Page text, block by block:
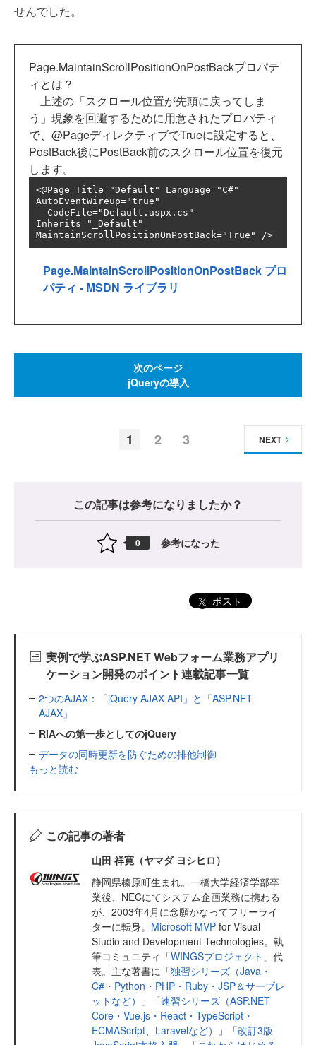
せんでした。
Page.MaintainScrollPositionOnPostBackプロパテ
ィとは？
上述の「スクロール位置が先頭に戻ってしま
う」現象を回避するために用意されたプロパティ
で、@PageディレクティブでTrueに設定すると、
PostBack後にPostBack前のスクロール位置を復元
します。
<@Page Title="Default" Language="C#"
AutoEventWireup="true"
Inherits="_Default"
MaintainScrollPositionOnPostBack="True" />
Page.MaintainScrollPositionOnPostBack プロ
パティ - MSDN ライブラリ
次のページ
jQueryの導入
1 2 3 NEXT
この記事は参考になりましたか？
0 参考になった
ポスト
実例で学ぶASP.NET Webフォーム業務アプリ
ケーション開発のポイント連載記事一覧
2つのAJAX：「jQuery AJAX API」と「ASP.NET
AJAX」
RIAへの第一歩としてのjQuery
データの同時更新を防ぐための排他制御
もっと読む
この記事の著者
山田 祥寛（ヤマダ ヨシヒロ）
静岡県榛原町生まれ。一橋大学経済学部卒
業後、NECにてシステム企画業務に携わる
が、2003年4月に念願かなってフリーライ
ターに転身。 Microsoft MVP for Visual
Studio and Development Technologies。執
筆コミュニティ「WINGSプロジェクト 」代
表。主な著書に「独習シリーズ（Java・
C#・Python・PHP・Ruby・JSP＆サーブレ
ットなど）
」「速習シリーズ（ASP.NET
Core・Vue.js・React・TypeScript・
ECMAScript、Laravelなど）
」「改訂3版